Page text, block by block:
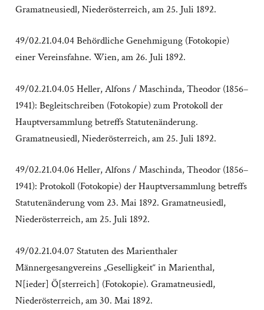
Gramatneusiedl, Niederösterreich, am 25. Juli 1892.
49/02.21.04.04 Behördliche Genehmigung (Fotokopie)
einer Vereinsfahne. Wien, am 26. Juli 1892.
49/02.21.04.05 Heller, Alfons / Maschinda, Theodor (1856–
1941): Begleitschreiben (Fotokopie) zum Protokoll der
Hauptversammlung betreffs Statutenänderung.
Gramatneusiedl, Niederösterreich, am 25. Juli 1892.
49/02.21.04.06 Heller, Alfons / Maschinda, Theodor (1856–
1941): Protokoll (Fotokopie) der Hauptversammlung betreffs
Statutenänderung vom 23. Mai 1892. Gramatneusiedl,
Niederösterreich, am 25. Juli 1892.
49/02.21.04.07 Statuten des Marienthaler
Männergesangvereins „Geselligkeit“ in Marienthal,
N[ieder] Ö[sterreich] (Fotokopie). Gramatneusiedl,
Niederösterreich, am 30. Mai 1892.